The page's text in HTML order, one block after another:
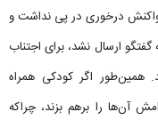
واکنش درخوری در پی نداشت و
ارسال نشد، برای اجتناب
همین‌طور اگر کودکی همراه
آن‌ها را برهم بزند، چراکه